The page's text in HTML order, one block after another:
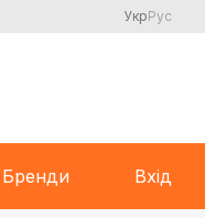
УкрРус
Бренди Вхід